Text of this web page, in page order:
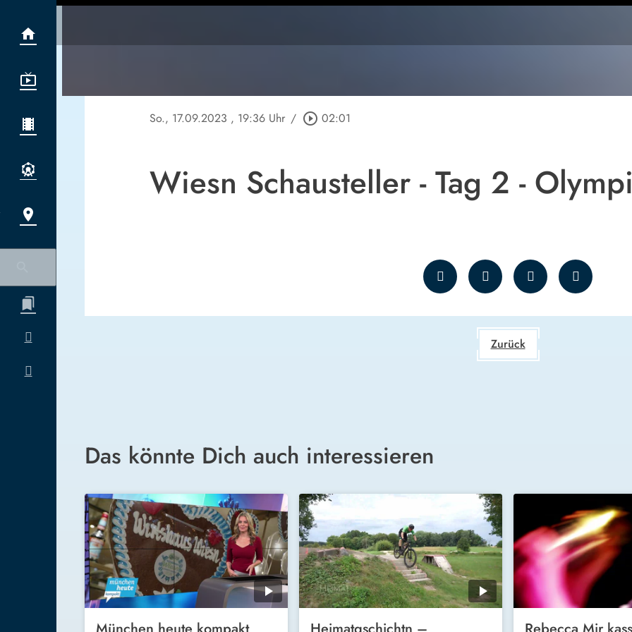
So., 17.09.2023 , 19:36 Uhr / play_circle_outline 02:01
Wiesn Schausteller - Tag 2 -
Zurück
Das könnte Dich auch interessieren